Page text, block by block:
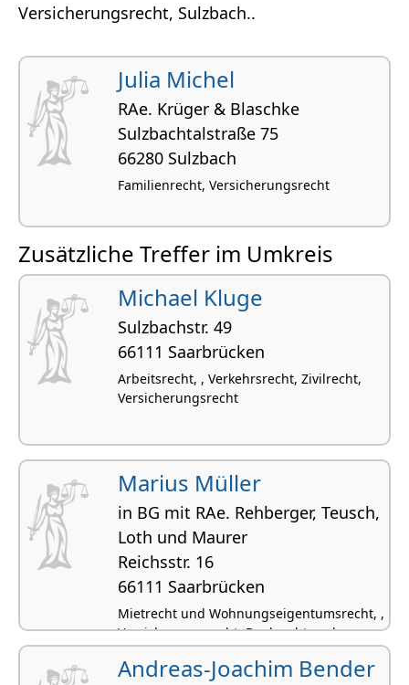
Versicherungsrecht, Sulzbach..
Julia Michel
RAe. Krüger & Blaschke
Sulzbachtalstraße 75
66280 Sulzbach
Familienrecht, Versicherungsrecht
Zusätzliche Treffer im Umkreis
Michael Kluge
Sulzbachstr. 49
66111 Saarbrücken
Arbeitsrecht, , Verkehrsrecht, Zivilrecht,
Versicherungsrecht
Marius Müller
in BG mit RAe. Rehberger, Teusch,
Loth und Maurer
Reichsstr. 16
66111 Saarbrücken
Mietrecht und Wohnungseigentumsrecht, ,
Versicherungsrecht, Bankrecht und
Kapitalmarktrecht, Leasingrecht
Andreas-Joachim Bender